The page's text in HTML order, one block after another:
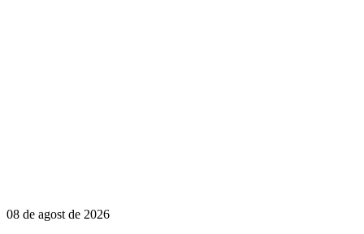
08 de agost de 2026